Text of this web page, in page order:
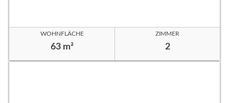
WOHNFLÄCHE
63 m²
ZIMMER
2